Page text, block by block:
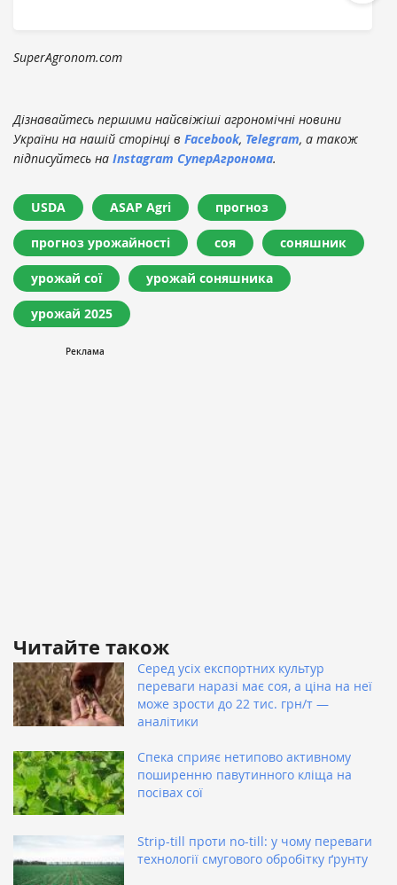
SuperAgronom.com
Дізнавайтесь першими найсвіжіші агрономічні новини
України на нашій сторінці в Facebook, Telegram, а також
підписуйтесь на Instagram СуперАгронома.
USDA ASAP Agri прогноз
прогноз урожайності соя соняшник
урожай сої урожай соняшника
урожай 2025
Читайте також
Серед усіх експортних культур
переваги наразі має соя, а ціна на неї
може зрости до 22 тис. грн/т —
аналітики
Спека сприяє нетипово активному
поширенню павутинного кліща на
посівах сої
Strip-till проти no-till: у чому переваги
технології смугового обробітку ґрунту